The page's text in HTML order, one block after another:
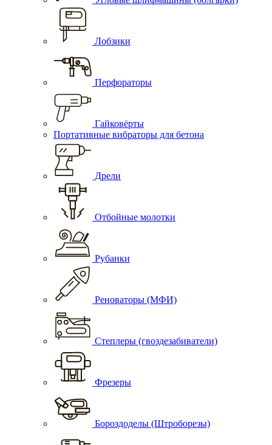
Лобзики
Перфораторы
Гайковёрты
Портативные вибраторы для бетона
Дрели
Отбойные молотки
Рубанки
Реноваторы (МФИ)
Степлеры (гвоздезабиватели)
Фрезеры
Бороздоделы (Штроборезы)